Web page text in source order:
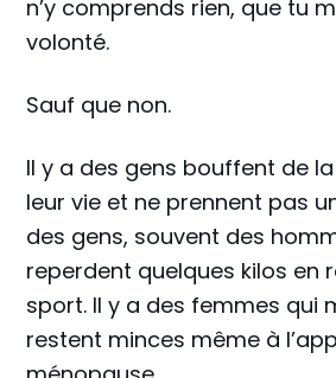
n’y comprends rien, que tu
volonté.
Sauf que non.
Il y a des gens bouffent de
leur vie et ne prennent pas
des gens, souvent des
reperdent quelques kilos en
sport. Il y a des femmes qui
restent minces même à